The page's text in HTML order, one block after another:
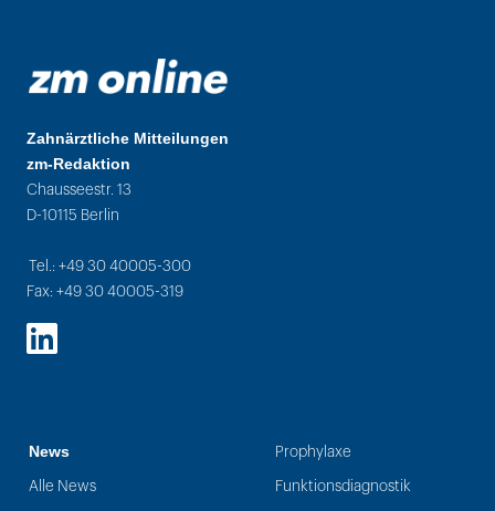
Zahnärztliche Mitteilungen
zm-Redaktion
Chausseestr. 13
D-10115 Berlin
Tel.: +49 30 40005-300
Fax: +49 30 40005-319
LinkedIn
News
Alle News
Prophylaxe
Funktionsdiagnostik